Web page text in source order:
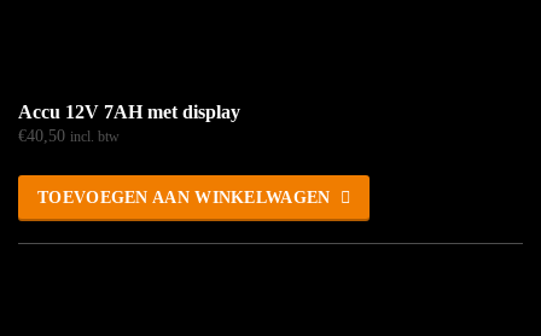
Accu 12V 7AH met display
€40,50 incl. btw
TOEVOEGEN AAN WINKELWAGEN